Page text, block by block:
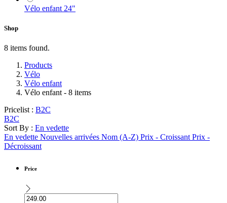
Vélo enfant 24"
Shop
8 items found.
Products
Vélo
Vélo enfant
Vélo enfant - 8 items
Pricelist : B2C
B2C
Sort By : En vedette
En vedette Nouvelles arrivées Nom (A-Z) Prix - Croissant Prix -
Décroissant
Price